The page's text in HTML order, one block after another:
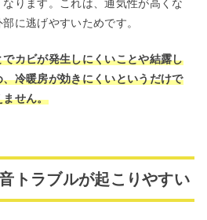
ります。これは、通気性が高くな
に逃げやすいためです。
カビが発生しにくいことや結露し
冷暖房が効きにくいというだけで
ません。
トラブルが起こりやすい